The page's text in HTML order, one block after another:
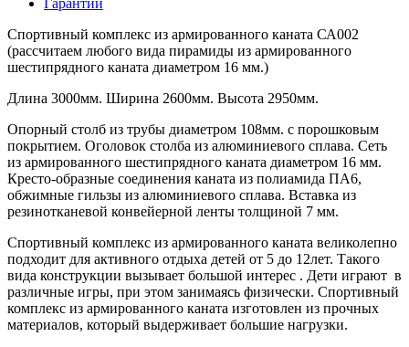
Гарантии
Спортивный комплекс из армированного каната СА002
(рассчитаем любого вида пирамиды из армированного
шестипрядного каната диаметром 16 мм.)
Длина 3000мм. Ширина 2600мм. Высота 2950мм.
Опорный столб из трубы диаметром 108мм. с порошковым
покрытием. Оголовок столба из алюминиевого сплава. Сеть
из армированного шестипрядного каната диаметром 16 мм.
Кресто-образные соединения каната из полиамида ПА6,
обжимные гильзы из алюминиевого сплава. Вставка из
резинотканевой конвейерной ленты толщиной 7 мм.
Спортивный комплекс из армированного каната великолепно
подходит для активного отдыха детей от 5 до 12лет. Такого
вида конструкции вызывает большой интерес . Дети играют в
различные игры, при этом занимаясь физически. Спортивный
комплекс из армированного каната изготовлен из прочных
материалов, который выдерживает большие нагрузки.